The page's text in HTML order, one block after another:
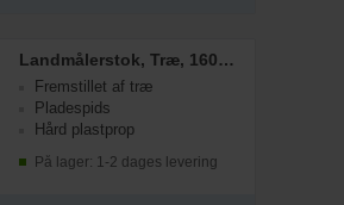
Landmålerstok, Træ, 1600 mm
Fremstillet af træ
Pladespids
Hård plastprop
På lager: 1-2 dages levering